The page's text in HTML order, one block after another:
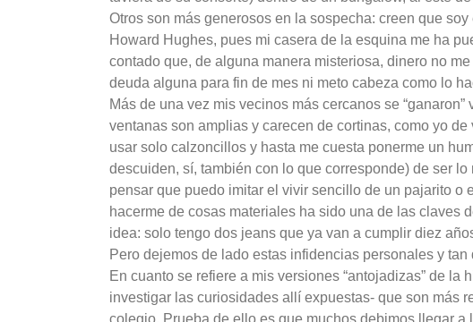
Otros son más generosos en la sospecha: creen que
Howard Hughes, pues mi casera de la esquina me ha
contado que, de alguna manera misteriosa, dinero no
deuda alguna para fin de mes ni meto cabeza como lo
Más de una vez mis vecinos más cercanos se
ventanas son amplias y carecen de cortinas, como yo
usar solo calzoncillos y hasta me cuesta ponerme un
descuiden, sí, también con lo que corresponde) de ser
pensar que puedo imitar el vivir sencillo de un pajarito
hacerme de cosas materiales ha sido una de las claves
idea: solo tengo dos jeans que ya van a cumplir diez
Pero dejemos de lado estas infidencias personales y tan
En cuanto se refiere a mis versiones “antojadizas” de
investigar las curiosidades allí expuestas- que son más
colegio. Prueba de ello es que muchos debimos llegar